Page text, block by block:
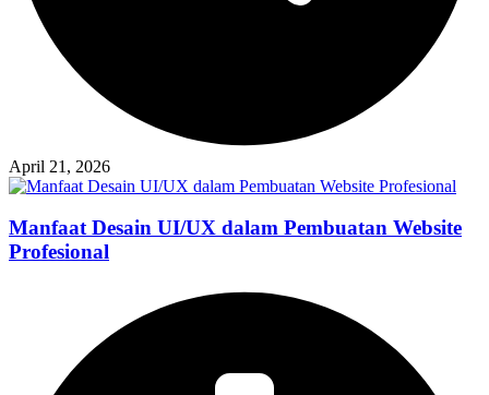
April 21, 2026
Manfaat Desain UI/UX dalam Pembuatan Website
Profesional